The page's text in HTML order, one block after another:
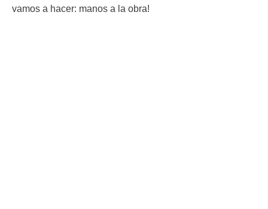
vamos a hacer: manos a la obra!